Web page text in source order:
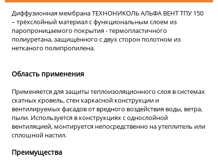
Диффузионная мембрана ТЕХНОНИКОЛЬ АЛЬФА ВЕНТ ТПУ 150
– трёхслойный материал с функциональным слоем из
паропроницаемого покрытия - термопластичного
полиуретана, защищённого с двух сторон полотном из
нетканого полипропилена.
Область применения
Применяется для защиты теплоизоляционного слоя в системах
скатных кровель, стен каркасной конструкции и
вентилируемых фасадов от вредного воздействия воды, ветра,
пыли. Используется в конструкциях с однослойной
вентиляцией, монтируется непосредственно на утеплитель или
сплошной настил.
Преимущества